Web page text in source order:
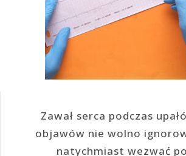
Zawał serca podczas
objawów nie wolno
natychmiast wezwać